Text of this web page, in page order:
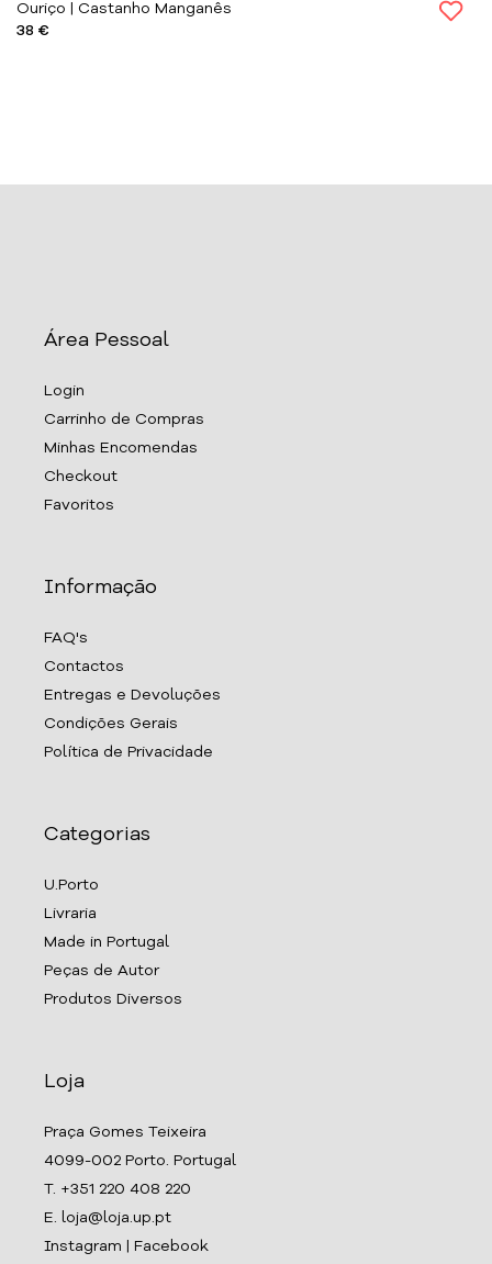
Ouriço | Castanho Manganês
38 €
Área Pessoal
Login
Carrinho de Compras
Minhas Encomendas
Checkout
Favoritos
Informação
FAQ's
Contactos
Entregas e Devoluções
Condições Gerais
Política de Privacidade
Categorias
U.Porto
Livraria
Made in Portugal
Peças de Autor
Produtos Diversos
Loja
Praça Gomes Teixeira
4099-002 Porto. Portugal
T. +351 220 408 220
E. loja@loja.up.pt
Instagram
Facebook